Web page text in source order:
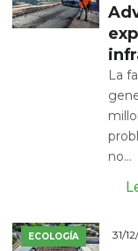
La
no...
ECOLOGÍA 31/